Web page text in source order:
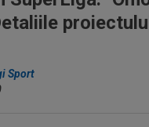
Sport